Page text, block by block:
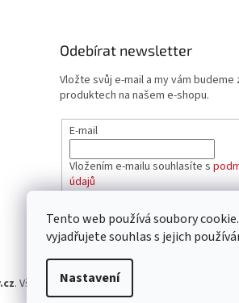
Tento web používá soubory
vyjadřujete souhlas s jejich
Nastavení
Odebírat newsletter
Vložte svůj e-mail a my vám
produktech na našem e-shopu.
E-mail
Vložením e-mailu souhlasíte s
údajů
PŘIHLÁSIT SE
. Všechna práva vyhrazena.